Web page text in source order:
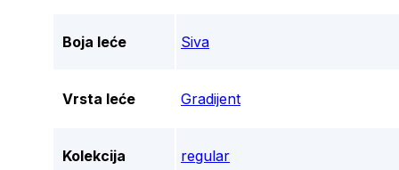
Boja leće Siva
Vrsta leće Gradijent
Kolekcija regular